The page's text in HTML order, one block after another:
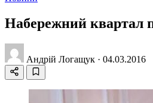
Набережний квартал
Андрій Логащук · 04.03.2016